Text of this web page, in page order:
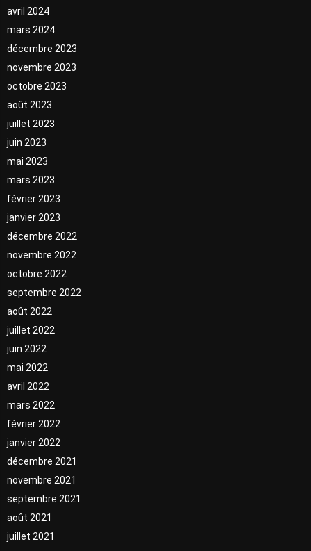
avril 2024
mars 2024
décembre 2023
novembre 2023
octobre 2023
août 2023
juillet 2023
juin 2023
mai 2023
mars 2023
février 2023
janvier 2023
décembre 2022
novembre 2022
octobre 2022
septembre 2022
août 2022
juillet 2022
juin 2022
mai 2022
avril 2022
mars 2022
février 2022
janvier 2022
décembre 2021
novembre 2021
septembre 2021
août 2021
juillet 2021